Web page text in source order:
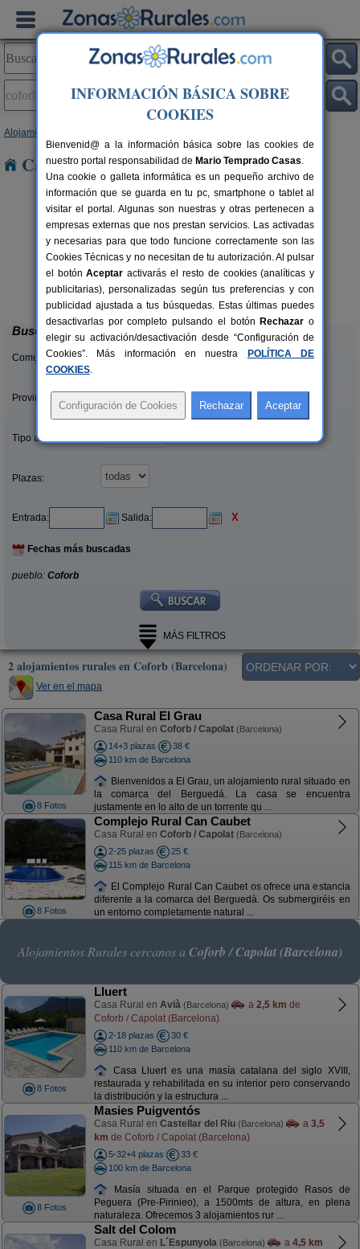
Alojamientos
Casas Rurales en Coforb
10-19+5 pers.
desde33 €
Cal Ponç de Belians
Vallcebre (Barcelona)
Buscar
Comunidades:
Provincias/Islas:
Tipo alquiler:
Plazas:
Entrada: Salida: X
Fechas más buscadas
pueblo: Coforb
MÁS FILTROS
2 alojamientos rurales en Coforb (Barcelona)
Ver en el mapa
8 Fotos
Casa Rural El Grau
Casa Rural en Coforb / Capolat (Barcelona)
14+3 plazas
38 €
110 km de Barcelona
Bienvenidos a El Grau, un alojamiento rural situado en
la comarca del Berguedá. La casa se encuentra
justamente en lo alto de un torrente qu ...
8 Fotos
Complejo Rural Can Caubet
Casa Rural en Coforb / Capolat (Barcelona)
2-25 plazas
25 €
115 km de Barcelona
El Complejo Rural Can Caubet os ofrece una estancia
diferente a la comarca del Berguedà. Os submergiréis en
un entorno completamente natural ...
Alojamientos Rurales cercanos a Coforb / Capolat (Barcelona)
8 Fotos
Lluert
Casa Rural en Avià (Barcelona) a 2,5 km de
Coforb / Capolat (Barcelona)
2-18 plazas
30 €
110 km de Barcelona
Casa Lluert es una masía catalana del siglo XVIII,
restaurada y rehabilitada en su interior pero conservando
la distribución y la estructura ...
8 Fotos
Masies Puigventós
Casa Rural en Castellar del Riu (Barcelona) a 3,5
km de Coforb / Capolat (Barcelona)
5-32+4 plazas
33 €
100 km de Barcelona
Masía situada en el Parque protegido Rasos de
Peguera (Pre-Pirinieo), a 1500mts de altura, en plena
naturaleza. Ofrecemos 3 alojamientos rur ...
Salt del Colom
Casa Rural en L´Espunyola (Barcelona) a 4,5 km
INFORMACIÓN BÁSICA SOBRE
COOKIES
Bienvenid@ a la información básica sobre las cookies de
nuestro portal responsabilidad de Mario Temprado Casas.
Una cookie o galleta informática es un pequeño archivo de
información que se guarda en tu pc, smartphone o tablet al
visitar el portal. Algunas son nuestras y otras pertenecen a
empresas externas que nos prestan servicios. Las activadas
y necesarias para que todo funcione correctamente son las
Cookies Técnicas y no necesitan de tu autorización. Al pulsar
el botónAceptar activarás el resto de cookies (analíticas y
publicitarias), personalizadas según tus preferencias y con
publicidad ajustada a tus búsquedas. Estas últimas puedes
desactivarlas por completo pulsando el botón Rechazar o
elegir su activación/desactivación desde “Configuración de
Cookies”. Más información en nuestra
POLÍTICA DE
COOKIES.